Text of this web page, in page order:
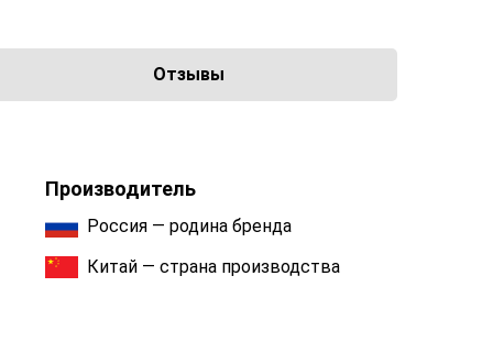
Отзывы
Производитель
Россия — родина бренда
Китай — страна производства